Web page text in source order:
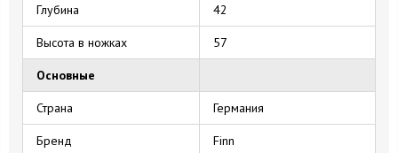
Глубина 42
Высота в ножках 57
Основные
Страна Германия
Бренд Finn